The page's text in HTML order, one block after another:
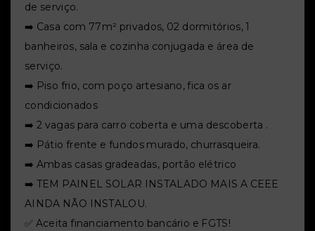
de serviço.
➡️ Casa com 77m² privados, 02 dormitórios, 1
banheiros, sala e cozinha conjugada e área de
serviço.
➡️ Piso frio, com poço artesiano, fica os ar
condicionados
➡️ 2 vagas para carro coberta e uma descoberta .
➡️ Pátio frente e fundos murado, churrasqueira.
➡️ Ambas casas gradeadas, portão elétrico
➡️ TEM PAINEL SOLAR INSTALADO MAIS A CEEE
AINDA NÃO INSTALOU.
✅ Aceita financiamento bancário e FGTS!